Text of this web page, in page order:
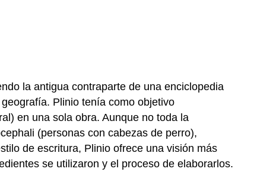
la antigua contraparte de una enciclopedia
Plinio tenía como objetivo
en una sola obra. Aunque no toda la
(personas con cabezas de perro),
de escritura, Plinio ofrece una visión más
se utilizaron y el proceso de elaborarlos.